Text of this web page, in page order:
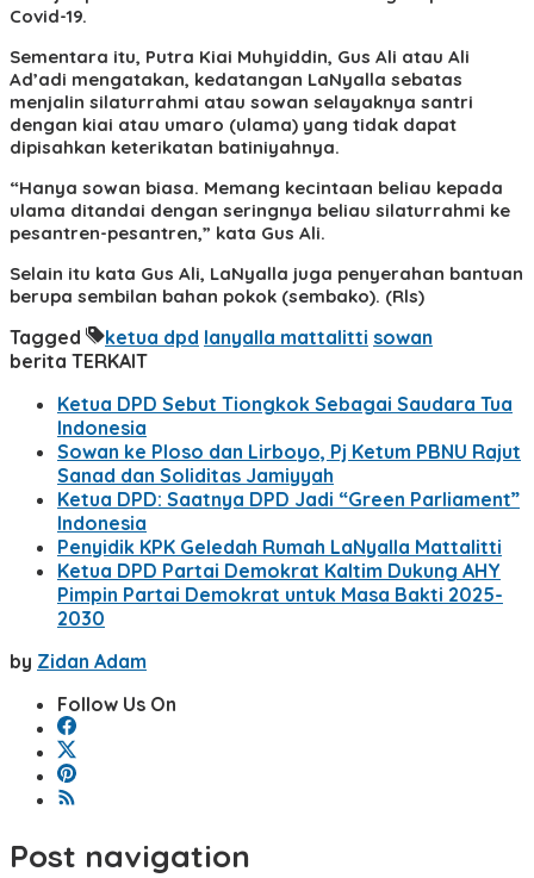
Covid-19.
Sementara itu, Putra Kiai Muhyiddin, Gus Ali atau Ali
Ad’adi mengatakan, kedatangan LaNyalla sebatas
menjalin silaturrahmi atau sowan selayaknya santri
dengan kiai atau umaro (ulama) yang tidak dapat
dipisahkan keterikatan batiniyahnya.
“Hanya sowan biasa. Memang kecintaan beliau kepada
ulama ditandai dengan seringnya beliau silaturrahmi ke
pesantren-pesantren,” kata Gus Ali.
Selain itu kata Gus Ali, LaNyalla juga penyerahan bantuan
berupa sembilan bahan pokok (sembako). (Rls)
Tagged ketua dpd lanyalla mattalitti sowan
berita TERKAIT
Ketua DPD Sebut Tiongkok Sebagai Saudara Tua
Indonesia
Sowan ke Ploso dan Lirboyo, Pj Ketum PBNU Rajut
Sanad dan Soliditas Jamiyyah
Ketua DPD: Saatnya DPD Jadi “Green Parliament”
Indonesia
Penyidik KPK Geledah Rumah LaNyalla Mattalitti
Ketua DPD Partai Demokrat Kaltim Dukung AHY
Pimpin Partai Demokrat untuk Masa Bakti 2025-
2030
by Zidan Adam
Follow Us On
Post navigation